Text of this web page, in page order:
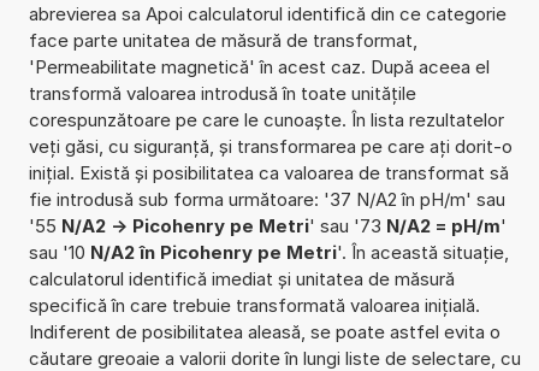
abrevierea sa Apoi calculatorul identifică din ce categorie
face parte unitatea de măsură de transformat,
'Permeabilitate magnetică' în acest caz. După aceea el
transformă valoarea introdusă în toate unitățile
corespunzătoare pe care le cunoaște. În lista rezultatelor
veți găsi, cu siguranță, și transformarea pe care ați dorit-o
inițial. Există și posibilitatea ca valoarea de transformat să
fie introdusă sub forma următoare: '37 N/A2 în pH/m' sau
'55 N/A2 -> Picohenry pe Metri' sau '73 N/A2 = pH/m'
sau '10 N/A2 în Picohenry pe Metri'. În această situație,
calculatorul identifică imediat și unitatea de măsură
specifică în care trebuie transformată valoarea inițială.
Indiferent de posibilitatea aleasă, se poate astfel evita o
căutare greoaie a valorii dorite în lungi liste de selectare, cu